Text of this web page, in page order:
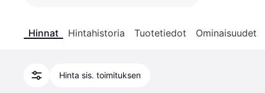
Hinnat Hintahistoria Tuotetiedot Ominaisuudet
Hinta sis. toimituksen